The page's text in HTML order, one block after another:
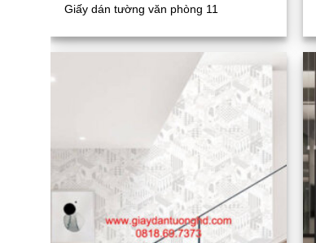
Giấy dán tường văn phòng 11